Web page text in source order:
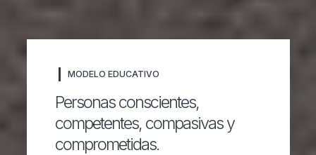
MODELO EDUCATIVO
Personas conscientes,
competentes, compasivas y
comprometidas.